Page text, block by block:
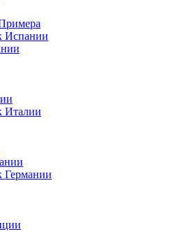
Испании
Италии
Германии